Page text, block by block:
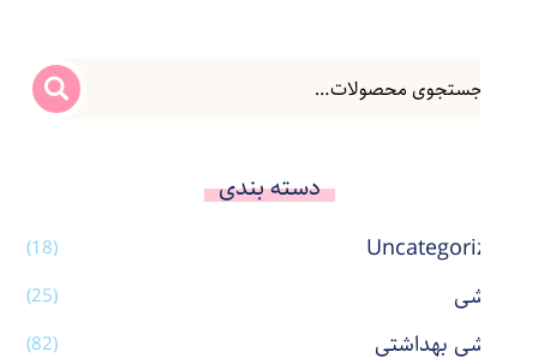
دسته بندی
Uncategorized
(18)
آرایشی (25)
آرایشی بهداشتی (82)